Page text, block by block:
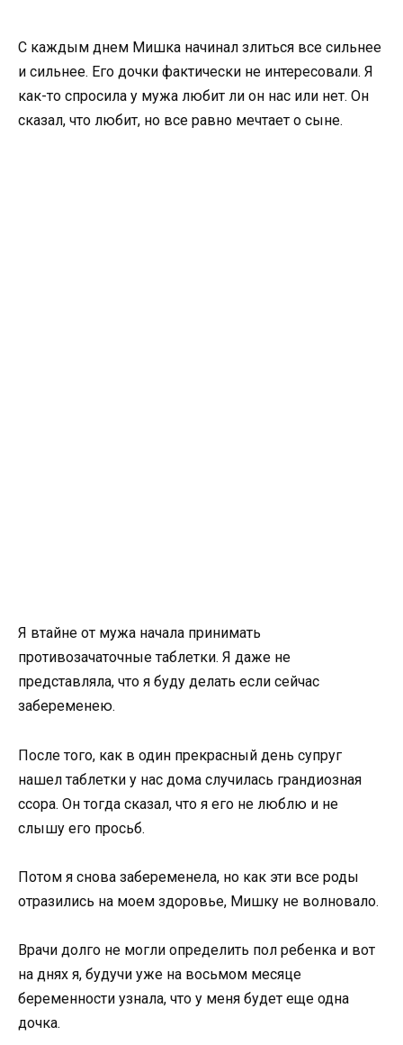
С каждым днем Мишка начинал злиться все сильнее
и сильнее. Его дочки фактически не интересовали. Я
как-то спросила у мужа любит ли он нас или нет. Он
сказал, что любит, но все равно мечтает о сыне.
Я втайне от мужа начала принимать
противозачаточные таблетки. Я даже не
представляла, что я буду делать если сейчас
забеременею.
После того, как в один прекрасный день супруг
нашел таблетки у нас дома случилась грандиозная
ссора. Он тогда сказал, что я его не люблю и не
слышу его просьб.
Потом я снова забеременела, но как эти все роды
отразились на моем здоровье, Мишку не волновало.
Врачи долго не могли определить пол ребенка и вот
на днях я, будучи уже на восьмом месяце
беременности узнала, что у меня будет еще одна
дочка.